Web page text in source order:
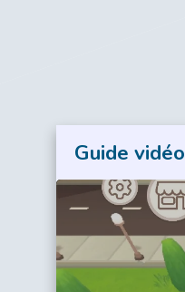
Guide vidéo